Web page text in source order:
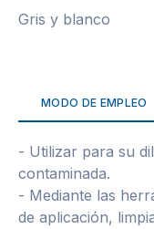
Gris y blanco
MODO DE EMPLEO
- Utilizar para su
contaminada.
- Mediante las
de aplicación,